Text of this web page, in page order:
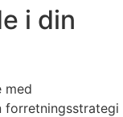
i din
med